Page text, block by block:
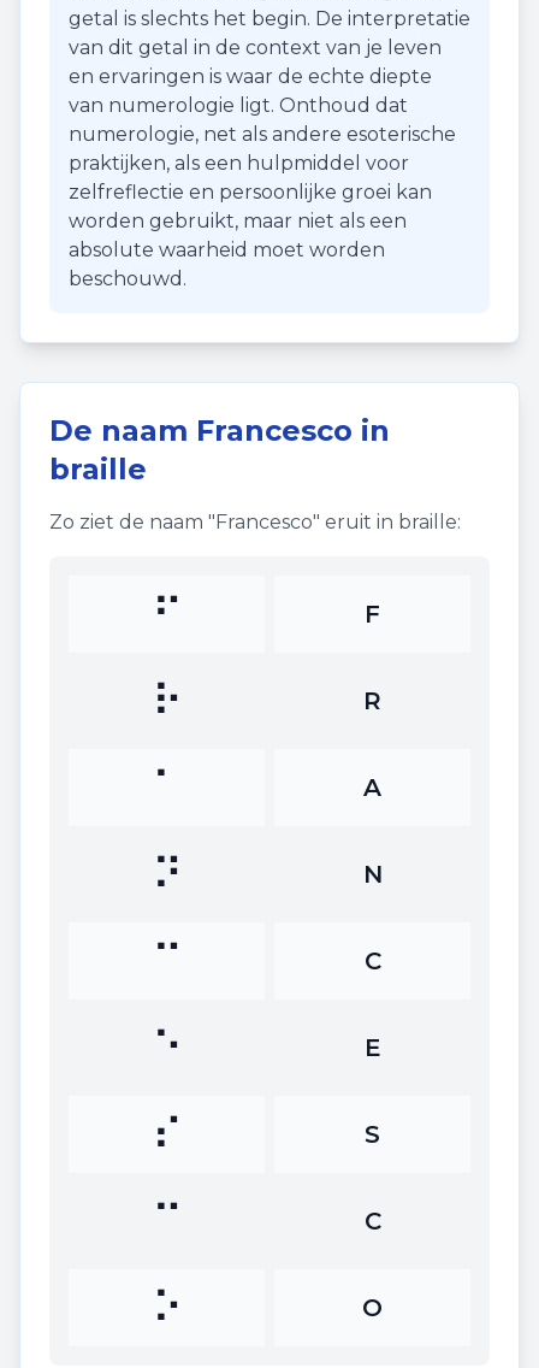
getal is slechts het begin. De interpretatie
van dit getal in de context van je leven
en ervaringen is waar de echte diepte
van numerologie ligt. Onthoud dat
numerologie, net als andere esoterische
praktijken, als een hulpmiddel voor
zelfreflectie en persoonlijke groei kan
worden gebruikt, maar niet als een
absolute waarheid moet worden
beschouwd.
De naam Francesco in
braille
Zo ziet de naam "Francesco" eruit in braille:
⠋ F
⠗ R
⠁ A
⠝ N
⠉ C
⠑ E
⠎ S
⠉ C
⠕ O